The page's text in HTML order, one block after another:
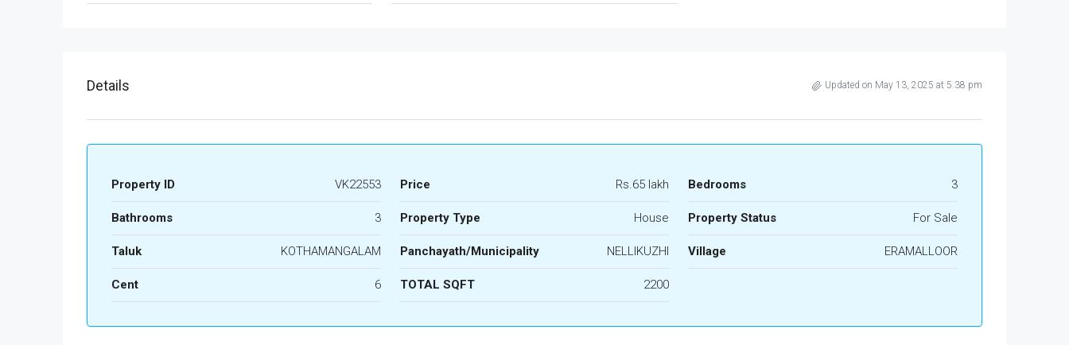
Details Updated on May 13, 2025 at 5:38 pm
Property ID VK22553 Price Rs.65 lakh Bedrooms 3
Bathrooms 3 Property Type House Property Status For Sale
Taluk KOTHAMANGALAM Panchayath/Municipality NELLIKUZHI Village ERAMALLOOR
Cent 6 TOTAL SQFT 2200